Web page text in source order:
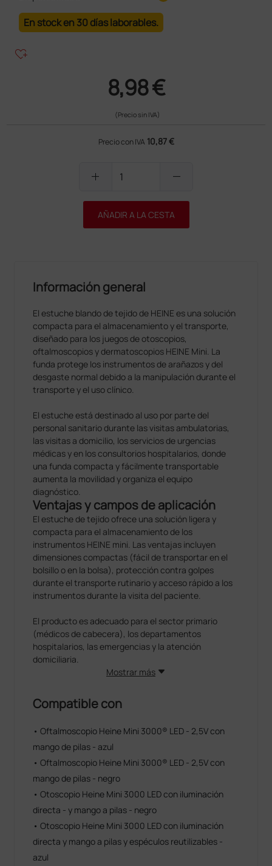
En stock en 30 días laborables.
heart_plus
8,98 €
(Precio sin IVA)
Precio con IVA 10,87 €
add remove
AÑADIR A LA CESTA
Información general
El estuche blando de tejido de HEINE es una solución
compacta para el almacenamiento y el transporte,
diseñado para los juegos de otoscopios,
oftalmoscopios y dermatoscopios HEINE Mini. La
funda protege los instrumentos de arañazos y del
desgaste normal debido a la manipulación durante el
transporte y el uso clínico.
El estuche está destinado al uso por parte del
personal sanitario durante las visitas ambulatorias,
las visitas a domicilio, los servicios de urgencias
médicas y en los consultorios hospitalarios, donde
una funda compacta y fácilmente transportable
aumenta la movilidad y organiza el equipo
diagnóstico.
Ventajas y campos de aplicación
El estuche de tejido ofrece una solución ligera y
compacta para el almacenamiento de los
instrumentos HEINE mini. Las ventajas incluyen
dimensiones compactas (fácil de transportar en el
bolsillo o en la bolsa), protección contra golpes
durante el transporte rutinario y acceso rápido a los
instrumentos durante la visita del paciente.
El producto es adecuado para el sector primario
(médicos de cabecera), los departamentos
hospitalarios, las emergencias y la atención
domiciliaria.
Mostrar más
Compatible con
• Oftalmoscopio Heine Mini 3000® LED - 2,5V con
mango de pilas - azul
• Oftalmoscopio Heine Mini 3000® LED - 2,5V con
mango de pilas - negro
• Otoscopio Heine Mini 3000 LED con iluminación
directa - y mango a pilas - negro
• Otoscopio Heine Mini 3000 LED con iluminación
directa y mango a pilas y espéculos reutilizables -
azul